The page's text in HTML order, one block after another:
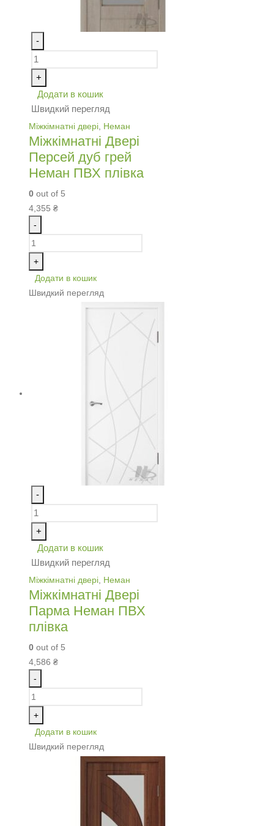
-
+
Додати в кошик
Швидкий перегляд
Міжкімнатні двері Неман
Міжкімнатні Двері
Персей дуб грей
Неман ПВХ плівка
0 out of 5
4,355 ₴
-
+
Додати в кошик
Швидкий перегляд
-
+
Додати в кошик
Швидкий перегляд
Міжкімнатні двері Неман
Міжкімнатні Двері
Парма Неман ПВХ
плівка
0 out of 5
4,586 ₴
-
+
Додати в кошик
Швидкий перегляд